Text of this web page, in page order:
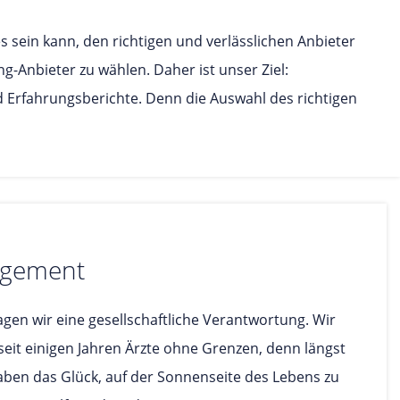
kann, den richtigen und verlässlichen Anbieter
Anbieter zu wählen. Daher ist unser Ziel:
Denn die Auswahl des richtigen
wir eine gesellschaftliche Verantwortung. Wir
einigen Jahren Ärzte ohne Grenzen, denn längst
das Glück, auf der Sonnenseite des Lebens zu